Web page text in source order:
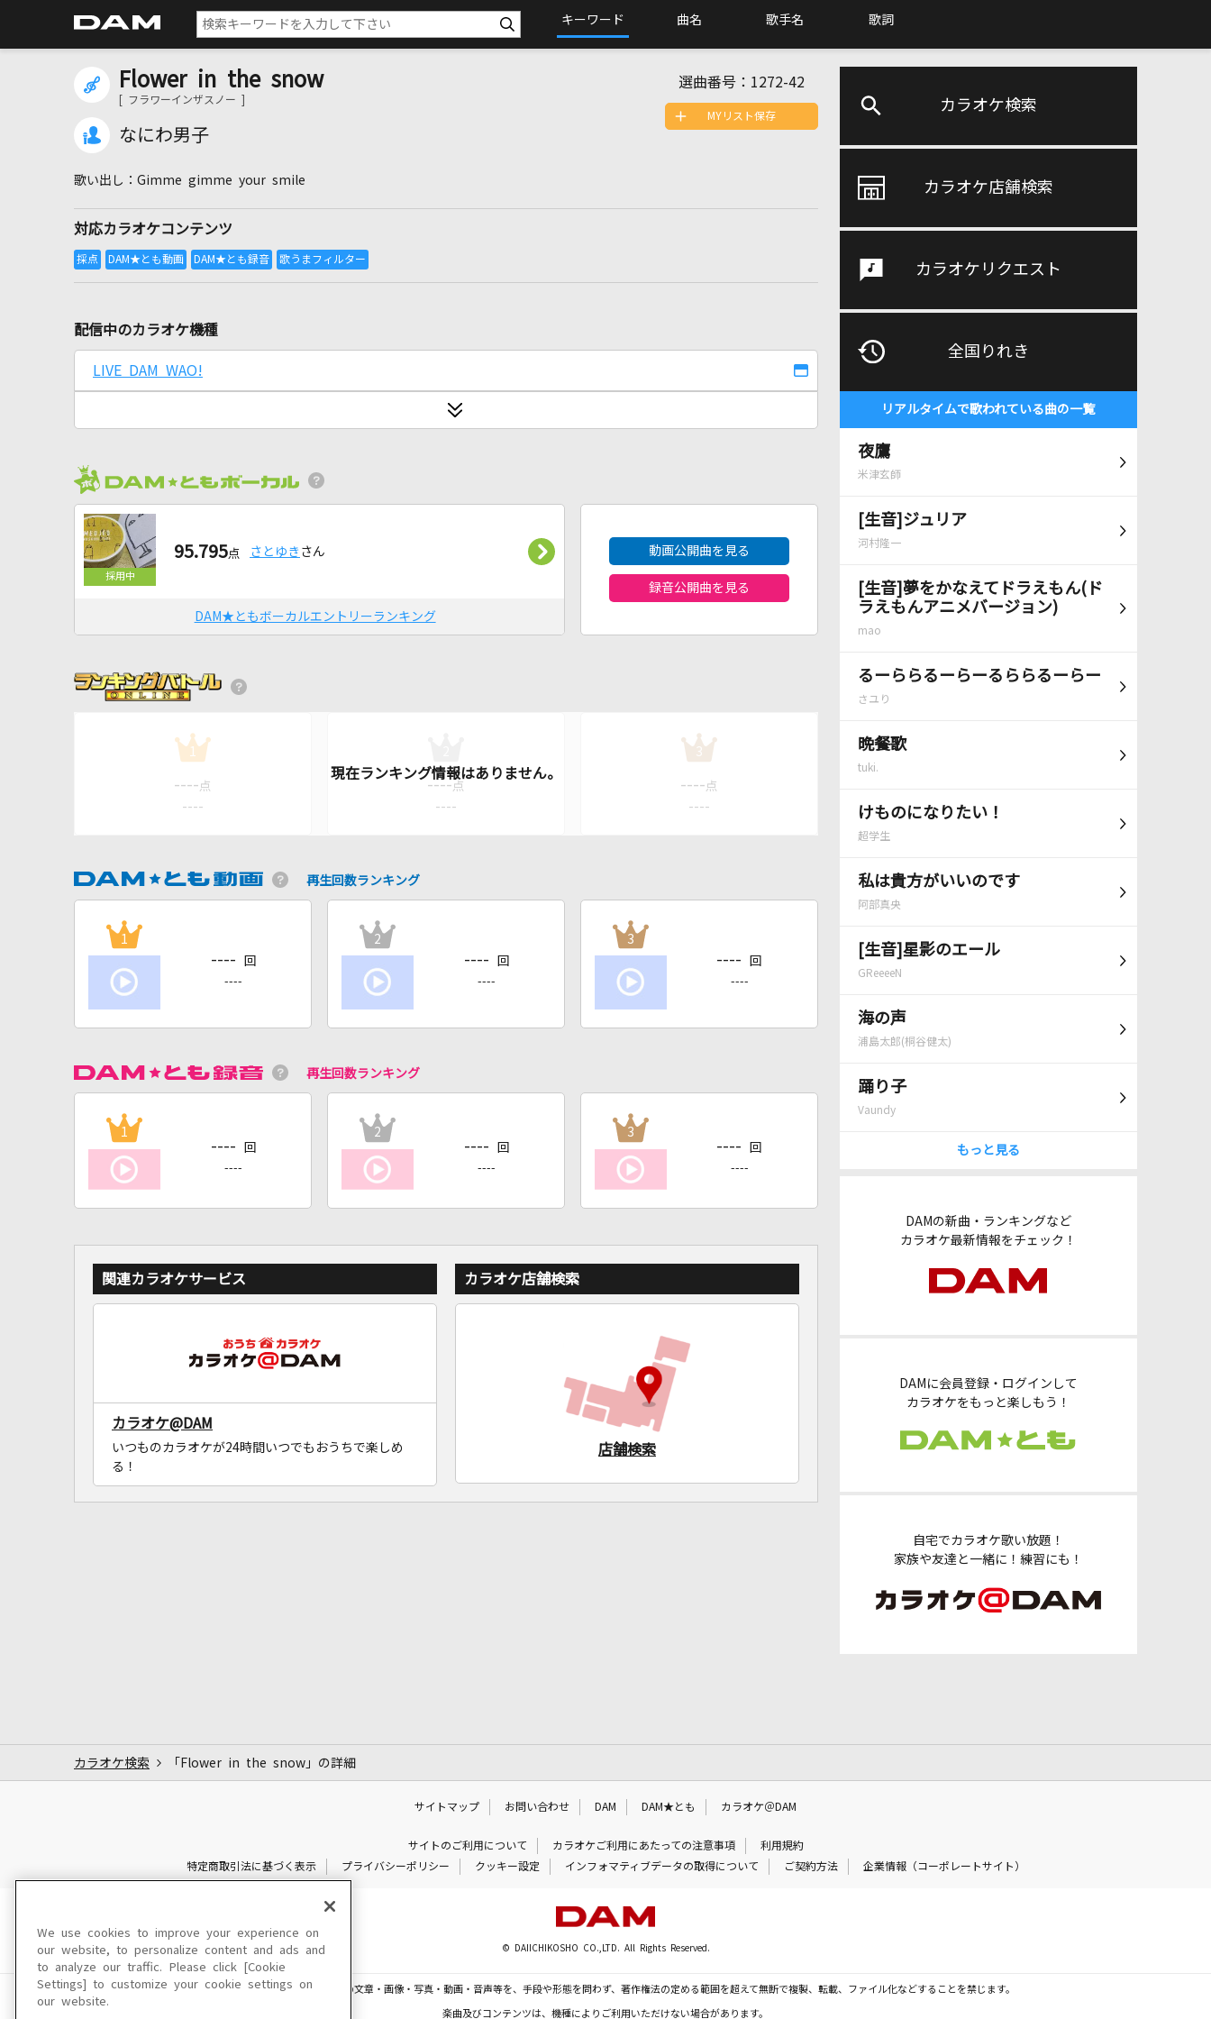
キーワード 曲名 歌手名 歌詞
カラオケ検索
カラオケ店舗検索
カラオケリクエスト
全国りれき
リアルタイムで歌われている曲の一覧
夜鷹
米津玄師
[生音]ジュリア
河村隆一
[生音]夢をかなえてドラえもん(ド
ラえもんアニメバージョン)
mao
るーららるーらーるららるーらー
さユり
晩餐歌
tuki.
けものになりたい！
超学生
私は貴方がいいのです
阿部真央
[生音]星影のエール
GReeeeN
海の声
浦島太郎(桐谷健太)
踊り子
Vaundy
もっと見る
DAMの新曲・ランキングなど
カラオケ最新情報をチェック！
DAMに会員登録・ログインして
カラオケをもっと楽しもう！
自宅でカラオケ歌い放題！
家族や友達と一緒に！練習にも！
Flower in the snow
[ フラワーインザスノー ]
なにわ男子
選曲番号： 1272-42
Gimme gimme your smile
対応カラオケコンテンツ
MYリスト保存
配信中のカラオケ機種
LIVE DAM WAO!
95.795点 さとゆき さん
DAM★ともボーカルエントリーランキング
動画公開曲を見る
録音公開曲を見る
1
---- 点
----
---- 点
----
3
---- 点
----
再生回数ランキング
1
---- 回
----
2
---- 回
----
3
---- 回
----
再生回数ランキング
1
---- 回
----
2
---- 回
----
3
---- 回
----
関連カラオケサービス
カラオケ@DAM
いつものカラオケが24時間いつでもおうちで楽しめ
る！
カラオケ店舗検索
店舗検索
カラオケ検索 「Flower in the snow」の詳細
サイトマップ お問い合わせ DAM DAM★とも カラオケ＠DAM
サイトのご利用について カラオケご利用にあたっての注意事項
利用規約
特定商取引法に基づく表示
プライバシーポリシー クッキー設定 インフォマティブデータの取得について ご契約方法 企業情報（コーポレートサイト）
© DAIICHIKOSHO CO.,LTD. All Rights Reserved.
このサイトに掲載されている一切の文章・画像・写真・動画・音声等を、手段や形態を問わず、著作権法の定める範囲を超えて無断で複製、転載、ファイル化などすることを禁じます。
楽曲及びコンテンツは、機種によりご利用いただけない場合があります。
We use cookies to improve your experience on
our website, to personalize content and ads and
to analyze our traffic. Please click [Cookie
Settings] to customize your cookie settings on
our website.